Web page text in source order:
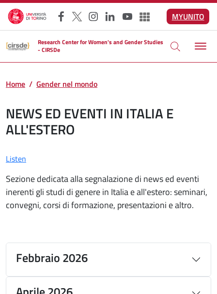
Skip to main content
Facebook
X Instagram
LinkedInYouTubeAltri social
MYUNITO
Research Center for Women's and Gender Studies
- CIRSDe
Home Gender nel mondo
NEWS ED EVENTI IN ITALIA E
ALL'ESTERO
Listen
Sezione dedicata alla segnalazione di news ed eventi
inerenti gli studi di genere in Italia e all'estero: seminari,
convegni, corsi di formazione, presentazioni e altro.
Febbraio 2026